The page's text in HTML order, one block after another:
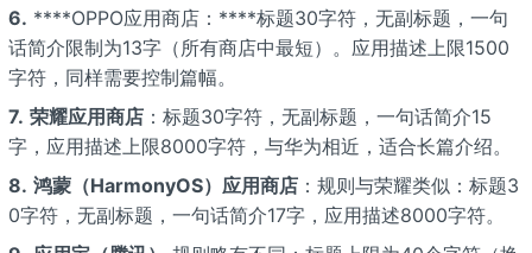
6. ****OPPO应用商店：****标题30字符，无副标题，一句
话简介限制为13字（所有商店中最短）。应用描述上限1500
字符，同样需要控制篇幅。
7. 荣耀应用商店：标题30字符，无副标题，一句话简介15
字，应用描述上限8000字符，与华为相近，适合长篇介绍。
8. 鸿蒙（HarmonyOS）应用商店：规则与荣耀类似：标题3
0字符，无副标题，一句话简介17字，应用描述8000字符。